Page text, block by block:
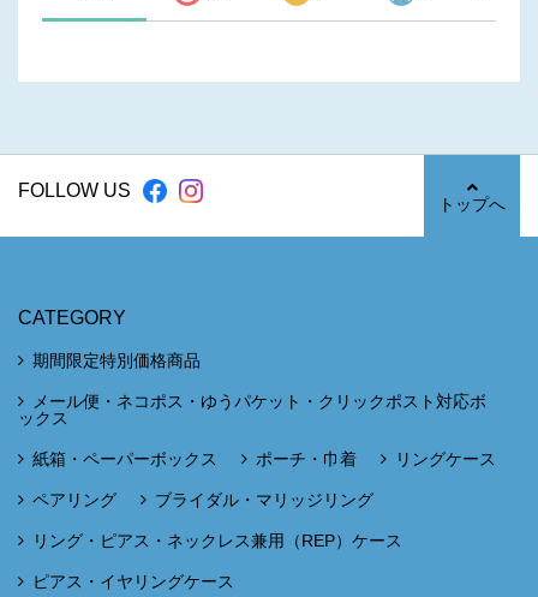
FOLLOW US
トップへ
CATEGORY
期間限定特別価格商品
メール便・ネコポス・ゆうパケット・クリックポスト対応ボ
ックス
紙箱・ペーパーボックス ポーチ・巾着 リングケース
ペアリング ブライダル・マリッジリング
リング・ピアス・ネックレス兼用（REP）ケース
ピアス・イヤリングケース